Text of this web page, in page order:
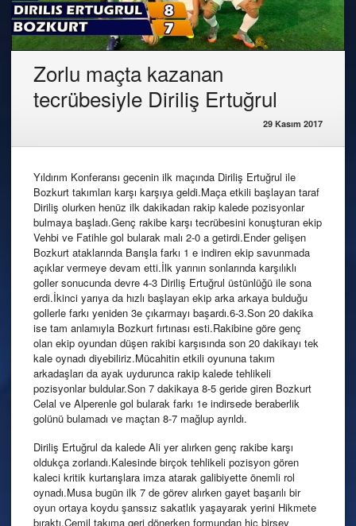
Zorlu maçta kazanan
tecrübesiyle Diriliş Ertuğrul
29 Kasım 2017
Yıldırım Konferansı gecenin ilk maçında Diriliş Ertuğrul ile
Bozkurt takımları karşı karşıya geldi.Maça etkili başlayan taraf
Diriliş olurken henüz ilk dakikadan rakip kalede pozisyonlar
bulmaya başladı.Genç rakibe karşı tecrübesini konuşturan ekip
Vehbi ve Fatihle gol bularak malı 2-0 a getirdi.Ender gelişen
Bozkurt ataklarında Barışla farkı 1 e indiren ekip savunmada
açıklar vermeye devam etti.İlk yarının sonlarında karşılıklı
goller sonucunda devre 4-3 Diriliş Ertuğrul üstünlüğü ile sona
erdi.İkinci yarıya da hızlı başlayan ekip arka arkaya bulduğu
gollerle farkı yeniden 3e çıkarmayı başardı.6-3.Son 20 dakika
ise tam anlamıyla Bozkurt fırtınası esti.Rakibine göre genç
olan ekip oyundan düşen rakibi karşısında son 20 dakikayı tek
kale oynadı diyebiliriz.Mücahitin etkili oyununa takım
arkadaşları da ayak uydurunca rakip kalede tehlikeli
pozisyonlar buldular.Son 7 dakikaya 8-5 geride giren Bozkurt
Celal ve Alperenle gol bularak farkı 1e indirsede beraberlik
golünü bulamadı ve maçtan 8-7 mağlup ayrıldı.
Diriliş Ertuğrul da kalede Ali yer alırken genç rakibe karşı
oldukça zorlandı.Kalesinde birçok tehlikeli pozisyon gören
kaleci kritik kurtarışlara imza atarak galibiyette önemli rol
oynadı.Musa bugün ilk 7 de görev alırken gayet başarılı bir
oyun ortaya koydu şanssız sakatlık yaşayarak yerini Hikmete
bıraktı.Cemil takıma geri dönerken formundan hiç birşey